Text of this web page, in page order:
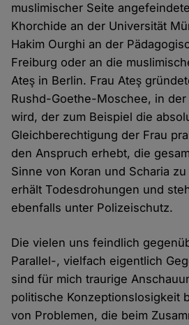
muslimischer Seite
Khorchide an der Universität
Hakim Ourghi an der
Freiburg oder an die
Ateş in Berlin. Frau Ateş
Rushd-Goethe-Moschee, in
wird, der zum Beispiel die
Gleichberechtigung der Frau
den Anspruch erhebt, die
Sinne von Koran und Scharia
erhält Todesdrohungen und
ebenfalls unter Polizeischutz.
Die vielen uns feindlich
Parallel-, vielfach eigentlich
sind für mich traurige
politische Konzeptionslosigkeit
von Problemen, die beim